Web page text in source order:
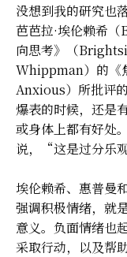
没想到我的研究也
芭芭拉·埃伦赖希
向思考》（
Whippman）的《
Anxious）所批评
爆表的时候，还是
或身体上都有好处
说，“这是过分乐
埃伦赖希、惠普曼
强调积极情绪，就
意义。负面情绪也
采取行动，以及帮